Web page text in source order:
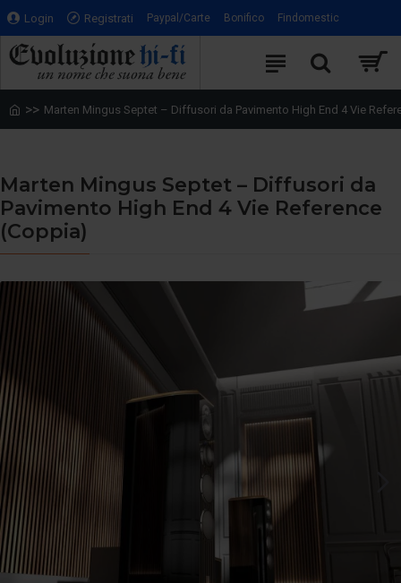
Login Registrati Paypal/Carte Bonifico Findomestic
Marten Mingus Septet – Diffusori da Pavimento High End 4 Vie
Marten Mingus Septet – Diffusori da
Pavimento High End 4 Vie Reference
(Coppia)